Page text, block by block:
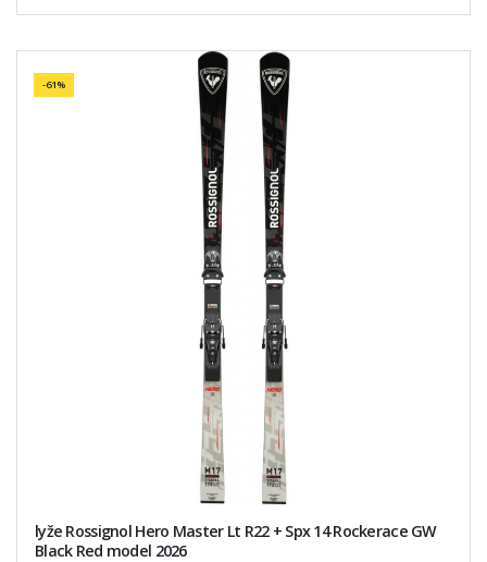
-61%
lyže Rossignol Hero Master Lt R22 + Spx 14 Rockerace GW
Black Red model 2026